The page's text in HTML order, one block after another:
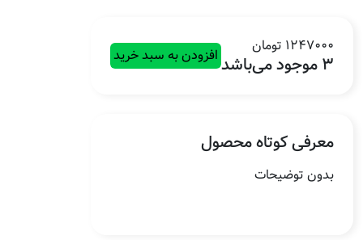
1247000 تومان
3 موجود می‌باشد افزودن به سبد خرید
معرفی کوتاه محصول
بدون توضیحات